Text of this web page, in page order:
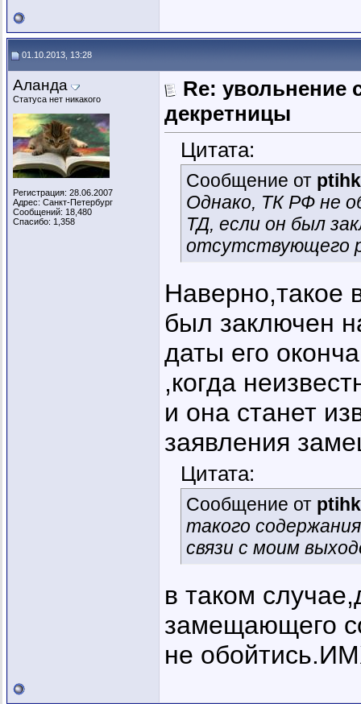
01.10.2013, 13:28
Аланда
Статуса нет никакого
Регистрация: 28.06.2007
Адрес: Санкт-Петербург
Сообщений: 18,480
Спасибо: 1,358
Re: увольнение
декретницы
Цитата:
Сообщение от
Однако, ТК РФ не
ТД, если он был
отсутствующего
Наверно,такое
был заключен
даты его
,когда
и она станет
заявления
Цитата:
Сообщение от
такого
связи с моим
в таком
замещающего
не